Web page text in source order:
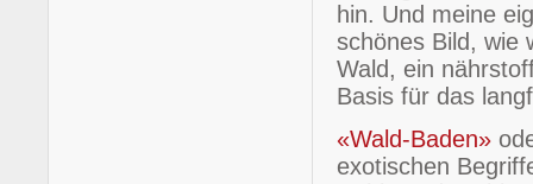
hin. Und meine
schönes Bild, wie
Wald, ein
Basis für das
«Wald-Baden»
exotischen